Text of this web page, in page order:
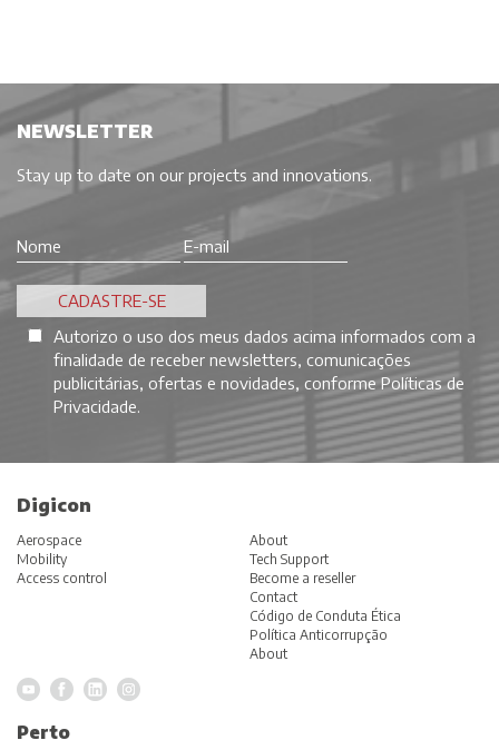
NEWSLETTER
Stay up to date on our projects and innovations.
Autorizo o uso dos meus dados acima informados com a
finalidade de receber newsletters, comunicações
publicitárias, ofertas e novidades, conformePolíticas de
Privacidade
Digicon
Aerospace
Mobility
Access control
About
Tech Support
Become a reseller
Contact
Código de Conduta Ética
Política Anticorrupção
About
Perto